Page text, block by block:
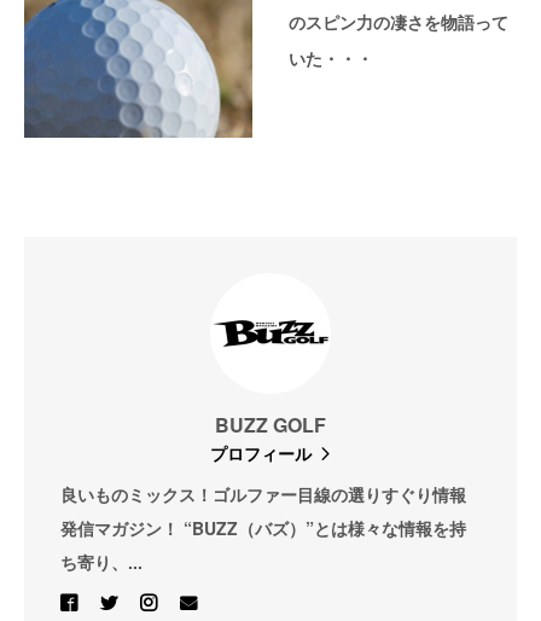
のスピン力の凄さを物語って
いた・・・
BUZZ GOLF
プロフィール
良いものミックス！ゴルファー目線の選りすぐり情報
発信マガジン！ “BUZZ（バズ）”とは様々な情報を持
ち寄り、...